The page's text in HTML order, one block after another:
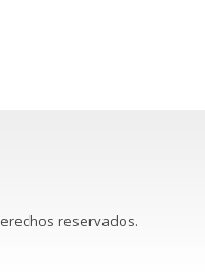
reservados.